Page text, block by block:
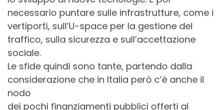
necessario puntare sulle infrastrutture, come i
vertiporti, sull’U-space per la gestione del
traffico, sulla sicurezza e sull’accettazione
sociale.
Le sfide quindi sono tante, partendo dalla
considerazione che in Italia però c’è anche il
nodo
dei pochi finanziamenti pubblici offerti al